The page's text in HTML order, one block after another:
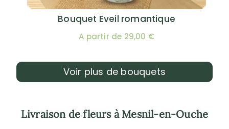
Bouquet Eveil romantique
A partir de 29,00 €
Voir plus de bouquets
Livraison de fleurs à Mesnil-en-Ouche